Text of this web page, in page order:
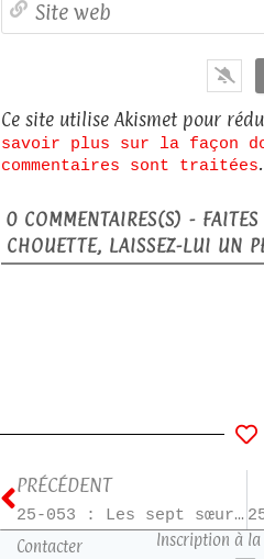
Ce site utilise Akismet pour
savoir plus sur la façon
commentaires sont traitées.
0 COMMENTAIRES(S) -
CHOUETTE, LAISSEZ-LUI UN
PRÉCÉDENT
25-053 : Les sept sœurs – T8
Contacter
Inscription à la